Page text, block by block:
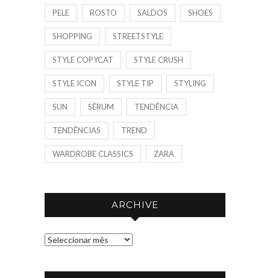
PELE ROSTO SALDOS SHOES
SHOPPING STREETSTYLE
STYLE COPYCAT STYLE CRUSH
STYLE ICON STYLE TIP STYLING
SUN SÉRUM TENDÊNCIA
TENDÊNCIAS TREND
WARDROBE CLASSICS ZARA
ARCHIVE
A
C